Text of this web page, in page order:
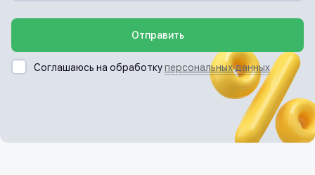
Отправить
Соглашаюсь на обработкуперсональных данных